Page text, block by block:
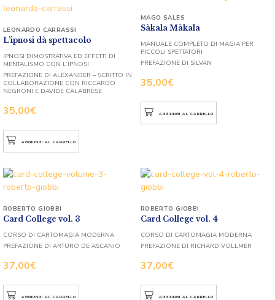
L’ipnosi dà spettacolo
35,00€
LEONARDO CARRASSI
IPNOSI DIMOSTRATIVA ED EFFETTI DI
MENTALISMO CON L’IPNOSI
PREFAZIONE DI ALEXANDER – SCRITTO IN
COLLABORAZIONE CON RICCARDO
NEGRONI E DAVIDE CALABRESE
AGGIUNGI AL CARRELLO
Sàkala Màkala
35,00€
MAGO SALES
MANUALE COMPLETO DI MAGIA PER
PICCOLI SPETTATORI
PREFAZIONE DI SILVAN
AGGIUNGI AL CARRELLO
Card College vol. 3
37,00€
ROBERTO GIOBBI
CORSO DI CARTOMAGIA MODERNA
PREFAZIONE DI ARTURO DE ASCANIO
AGGIUNGI AL CARRELLO
Card College vol. 4
37,00€
ROBERTO GIOBBI
CORSO DI CARTOMAGIA MODERNA
PREFAZIONE DI RICHARD VOLLMER
AGGIUNGI AL CARRELLO